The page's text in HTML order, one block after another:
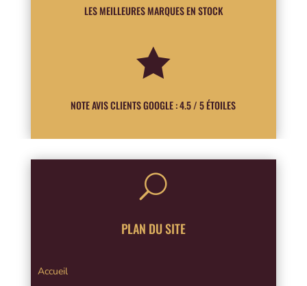
LES MEILLEURES MARQUES EN STOCK

NOTE AVIS CLIENTS GOOGLE : 4.5 / 5 ÉTOILES
U
PLAN DU SITE
Accueil